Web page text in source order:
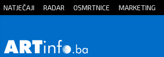
Početna
NATJEČAJI RADAR OSMRTNICE MARKETING